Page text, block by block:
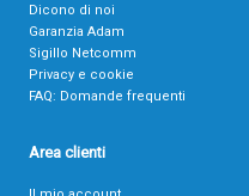
Dicono di noi
Garanzia Adam
Sigillo Netcomm
Privacy e cookie
FAQ: Domande frequenti
Area clienti